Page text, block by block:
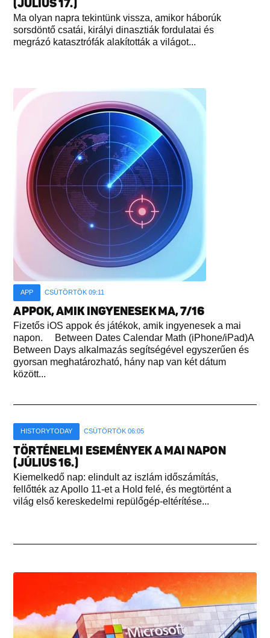
(JÚLIUS 17.)
Ma olyan napra tekintünk vissza, amikor háborúk
sorsdöntő csatái, királyi dinasztiák fordulatai és
megrázó katasztrófák alakították a világot...
APP CSÜTÖRTÖK 09:11
APPOK, AMIK INGYENESEK MA, 7/16
Fizetős iOS appok és játékok, amik ingyenesek a mai
napon. Between Dates Calendar Math (iPhone/iPad)A
Between Days alkalmazás segítségével egyszerűen és
gyorsan meghatározható, hány nap van két dátum
között...
HISTORYTODAY CSÜTÖRTÖK 06:05
TÖRTÉNELMI ESEMÉNYEK A MAI NAPON
(JÚLIUS 16.)
Kiemelkedő nap: elindult az iszlám időszámítás,
fellőtték az Apollo 11-et a Hold felé, és megtörtént a
világ első kereskedelmi repülőgép-eltérítése...